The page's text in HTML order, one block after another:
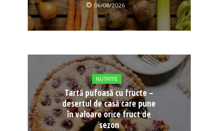
06/08/2026
NUTRITIE
Tartă pufoasă cu fructe –
desertul de casă care pune
în valoare orice fruct de
sezon